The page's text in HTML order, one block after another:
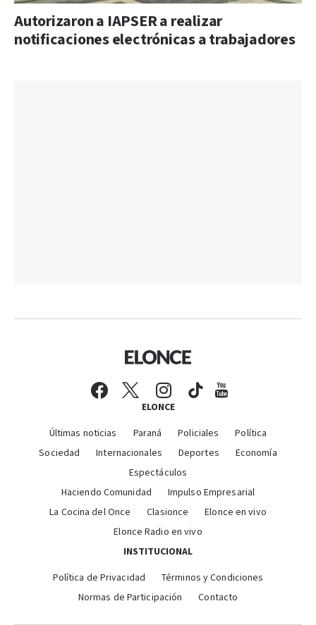
Autorizaron a IAPSER a realizar
notificaciones electrónicas a trabajadores
ELONCE
Últimas noticias Paraná Policiales
Política
Sociedad
Internacionales Deportes
Economía
Espectáculos
Haciendo Comunidad
Impulso Empresarial
La Cocina del Once
Clasionce
Elonce en vivo
Elonce Radio en vivo
INSTITUCIONAL
Política de Privacidad
Términos y Condiciones
Normas de Participación
Contacto